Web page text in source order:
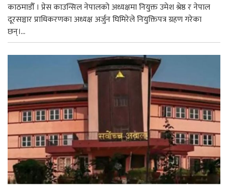
काठमाडौँ । प्रेस काउन्सिल नेपालको अध्यक्षमा नियुक्त उमेश श्रेष्ठ र नेपाल
दूरसञ्चार प्राधिकरणका अध्यक्ष अर्जुन घिमिरेले नियुक्तिपत्र ग्रहण गरेका
छन्।...